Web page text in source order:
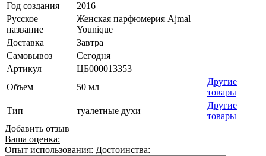
Год создания
2016
Русское
название
Женская парфюмерия Ajmal
Younique
Доставка
Завтра
Самовывоз
Сегодня
Артикул
ЦБ000013353
Объем
50 мл
Другие
товары
Тип
туалетные духи
Другие
товары
Добавить отзыв
Ваша оценка:
Опыт использования: Достоинства: